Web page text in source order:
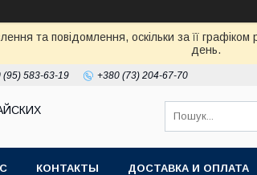
та повідомлення, оскільки за її
день.
(95) 583-63-19 +380 (73) 204-67-70
КОНТАКТЫ ДОСТАВКА И ОПЛАТА